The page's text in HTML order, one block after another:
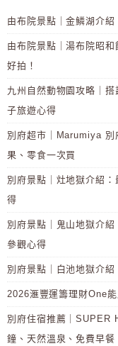
由布院景點｜金鱗湖介
由布院景點｜湯布院昭
好拍！
九州自然動物園攻略｜
子旅遊心得
別府超市｜Marumiya 別
果、零食一次買
別府景點｜灶地獄介紹
得
別府景點｜鬼山地獄介
參觀心得
別府景點｜白池地獄介
2026滙豐運籌理財One
別府住宿推薦｜SUPER
鐘、天然溫泉、免費早餐